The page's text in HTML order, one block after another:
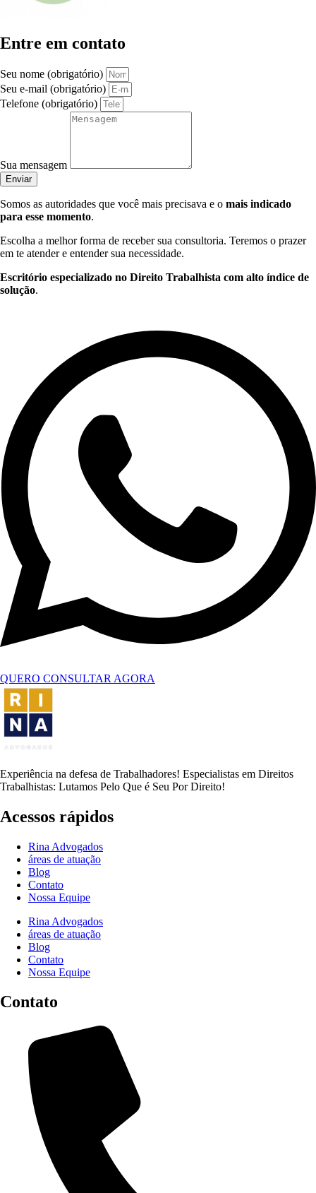
Entre em contato
Seu nome (obrigatório)
Seu e-mail (obrigatório)
Telefone (obrigatório)
Sua mensagem
Enviar
Somos as autoridades que você mais precisava e o mais indicado
para esse momento.
Escolha a melhor forma de receber sua consultoria. Teremos o prazer
em te atender e entender sua necessidade.
Escritório especializado no Direito Trabalhista com alto índice de
solução.
QUERO CONSULTAR AGORA
Experiência na defesa de Trabalhadores! Especialistas em Direitos
Trabalhistas: Lutamos Pelo Que é Seu Por Direito!
Acessos rápidos
Rina Advogados
áreas de atuação
Blog
Contato
Nossa Equipe
Rina Advogados
áreas de atuação
Blog
Contato
Nossa Equipe
Contato